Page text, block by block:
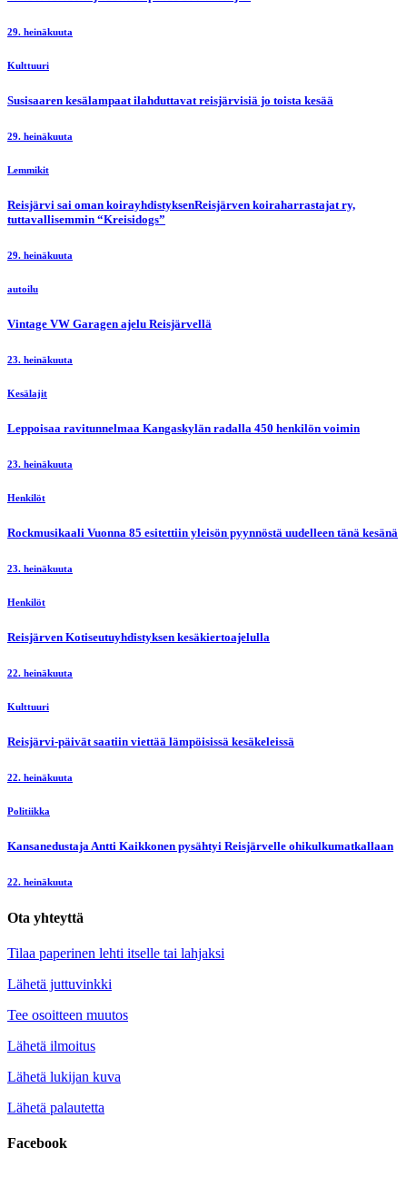
29. heinäkuuta
Kulttuuri
Susisaaren kesälampaat ilahduttavat reisjärvisiä jo toista kesää
29. heinäkuuta
Lemmikit
Reisjärvi sai oman koirayhdistyksenReisjärven koiraharrastajat ry,
tuttavallisemmin “Kreisidogs”
29. heinäkuuta
autoilu
Vintage VW Garagen ajelu Reisjärvellä
23. heinäkuuta
Kesälajit
Leppoisaa ravitunnelmaa Kangaskylän radalla 450 henkilön voimin
23. heinäkuuta
Henkilöt
Rockmusikaali Vuonna 85 esitettiin yleisön pyynnöstä uudelleen tänä kesänä
23. heinäkuuta
Henkilöt
Reisjärven Kotiseutuyhdistyksen kesäkiertoajelulla
22. heinäkuuta
Kulttuuri
Reisjärvi-päivät saatiin viettää lämpöisissä kesäkeleissä
22. heinäkuuta
Politiikka
Kansanedustaja Antti Kaikkonen pysähtyi Reisjärvelle ohikulkumatkallaan
22. heinäkuuta
Ota yhteyttä
Tilaa paperinen lehti itselle tai lahjaksi
Lähetä juttuvinkki
Tee osoitteen muutos
Lähetä ilmoitus
Lähetä lukijan kuva
Lähetä palautetta
Facebook